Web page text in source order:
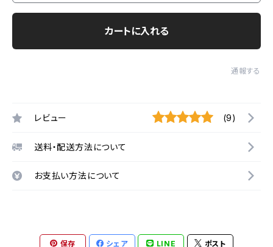
カートに入れる
通報する
レビュー (9)
送料・配送方法について
お支払い方法について
保存 シェア LINE ポスト